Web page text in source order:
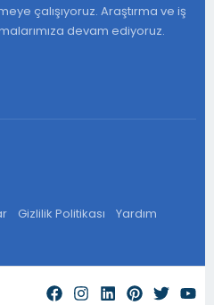
çalışıyoruz. Araştırma ve iş
devam ediyoruz.
Gizlilik Politikası
Yardım